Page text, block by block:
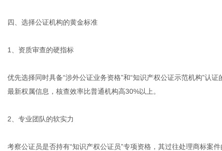
四、选择公证机构的黄金标准
1、资质审查的硬指标
优先选择同时具备“涉外公证业务资格”和“知识产权公证示范机构”认
最新权属信息，核查效率比普通机构高30%以上。
2、专业团队的软实力
考察公证员是否持有“知识产权公证员”专项资格，其过往处理商标案